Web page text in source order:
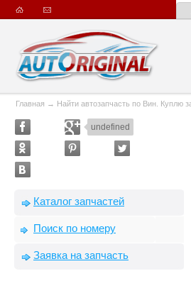
Главная → Найти автозапчасть по Вин. Куплю
undefined
Каталог запчастей
Поиск по номеру
Заявка на запчасть